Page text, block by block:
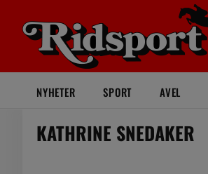
NYHETER SPORT AVEL
KATHRINE SNEDAKER